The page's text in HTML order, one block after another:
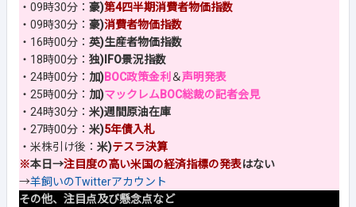
・09時30分： 豪)第4四半期消費者物価指数
・09時30分： 豪)消費者物価指数
・16時00分： 英)生産者物価指数
・18時00分： 独)IFO景況指数
・24時00分： 加)BOC政策金利 ＆声明発表
・25時00分： 加)マックレムBOC総裁の記者会見
・24時30分： 米)週間原油在庫
・27時00分： 米)5年債入札
・米株引け後： 米)テスラ決算
※本日→注目度の高い米国の経済指標の発表はない
→羊飼いのTwitterアカウント
その他、注目点及び懸念点など